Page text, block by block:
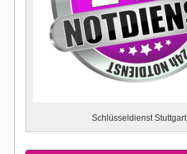
Schlüsseldienst Stuttgart